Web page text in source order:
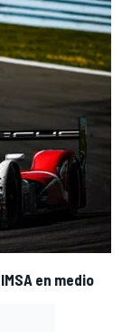
en medio